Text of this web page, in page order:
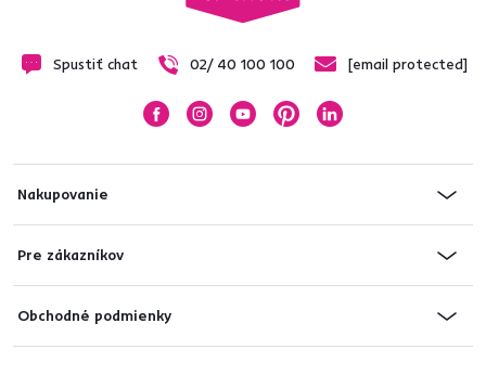
Spustiť chat 02/ 40 100 100 [email protected]
Nakupovanie
Pre zákazníkov
Obchodné podmienky